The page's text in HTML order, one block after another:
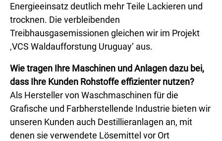
Energieeinsatz deutlich mehr Teile Lackieren und
trocknen. Die verbleibenden
Treibhausgasemissionen gleichen wir im Projekt
‚VCS Waldaufforstung Uruguay‘ aus.
Wie tragen Ihre Maschinen und Anlagen dazu bei,
dass Ihre Kunden Rohstoffe effizienter nutzen?
Als Hersteller von Waschmaschinen für die
Grafische und Farbherstellende Industrie bieten wir
unseren Kunden auch Destillieranlagen an, mit
denen sie verwendete Lösemittel vor Ort